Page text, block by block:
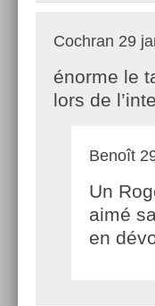
Cochran 29
énorme le
lors de
Benoît
Un
aimé
en